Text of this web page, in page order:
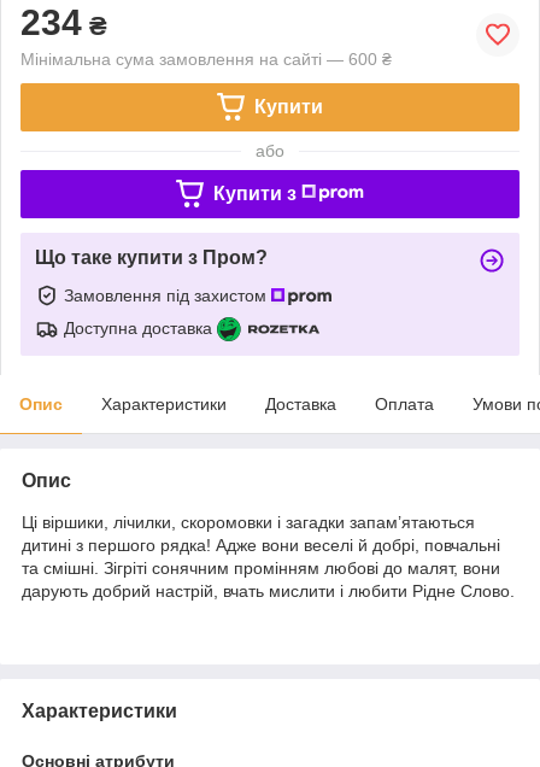
234 ₴
Мінімальна сума замовлення на сайті — 600 ₴
Купити
або
Купити з
Що таке купити з Пром?
Замовлення під захистом
Доступна доставка
Опис Характеристики Доставка Оплата Умови
Опис
Ці віршики, лічилки, скоромовки і загадки запам’ятаються
дитині з першого рядка! Адже вони веселі й добрі, повчальні
та смішні. Зігріті сонячним промінням любові до малят, вони
дарують добрий настрій, вчать мислити і любити Рідне Слово.
Характеристики
Основні атрибути